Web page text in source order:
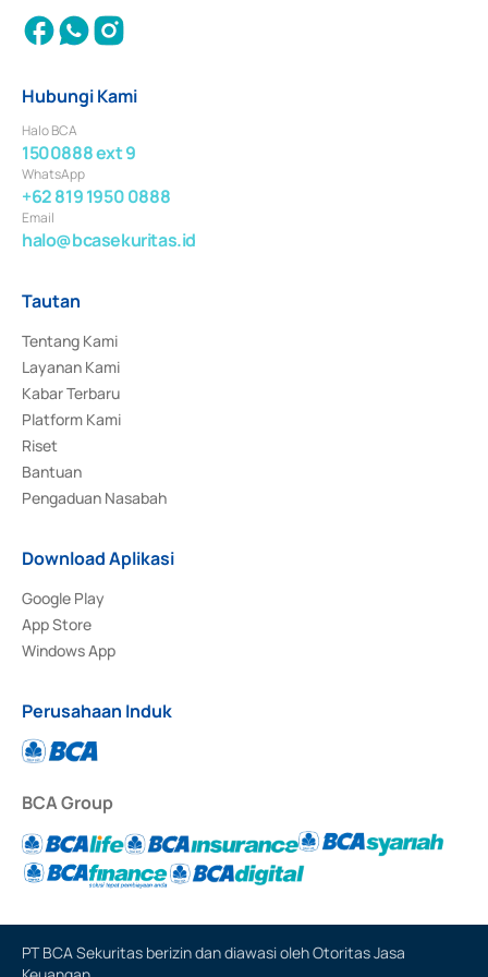
Hubungi Kami
Halo BCA
1500888 ext 9
WhatsApp
+62 819 1950 0888
Email
halo@bcasekuritas.id
Tautan
Tentang Kami
Layanan Kami
Kabar Terbaru
Platform Kami
Riset
Bantuan
Pengaduan Nasabah
Download Aplikasi
Google Play
App Store
Windows App
Perusahaan Induk
BCA Group
PT BCA Sekuritas berizin dan diawasi oleh Otoritas Jasa